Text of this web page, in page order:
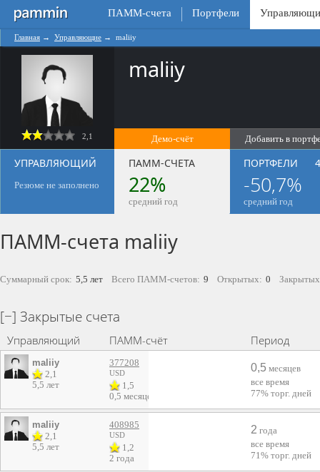
ПАММ-счета Портфели
Главная → Управляющие → maliiy
2,1
maliiy
Демо-счёт
Добавить в
0
УПРАВЛЯЮЩИЙ
Резюме не заполнено
ПАММ-СЧЕТА
22%
средний год
ПОРТФЕЛИ
-50,7%
средний год
ПАММ-счета maliiy
Суммарный срок: 5,5 лет Всего ПАММ-счетов: 9 Открытых: 0
Закрытые счета
Управляющий ПАММ-счёт Период
maliiy
2,1
5,5 лет
377208
USD
1,5
0,5 месяцев
0,5 месяцев
все время
77% торг. дней
maliiy
2,1
5,5 лет
408985
USD
1,2
2 года
2 года
все время
71% торг. дней